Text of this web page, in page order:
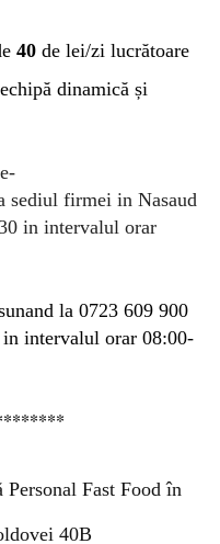
40 de lei/zi lucrătoare
dinamică și
sediul firmei in Nasaud
in intervalul orar
la 0723 609 900
intervalul orar 08:00-
Personal Fast Foodîn
40B